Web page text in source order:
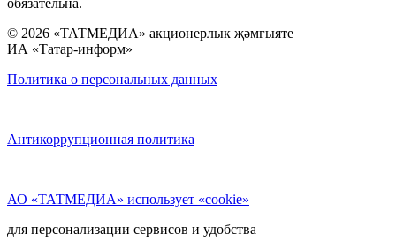
© 2026 «ТАТМЕДИА» акционерлык җәмгыяте
ИА «Татар-информ»
Политика о персональных данных
Антикоррупционная политика
АО «ТАТМЕДИА» использует «cookie»
для персонализации сервисов и удобства